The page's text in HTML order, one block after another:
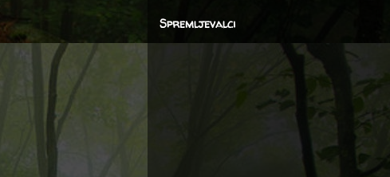
Spremljevalci